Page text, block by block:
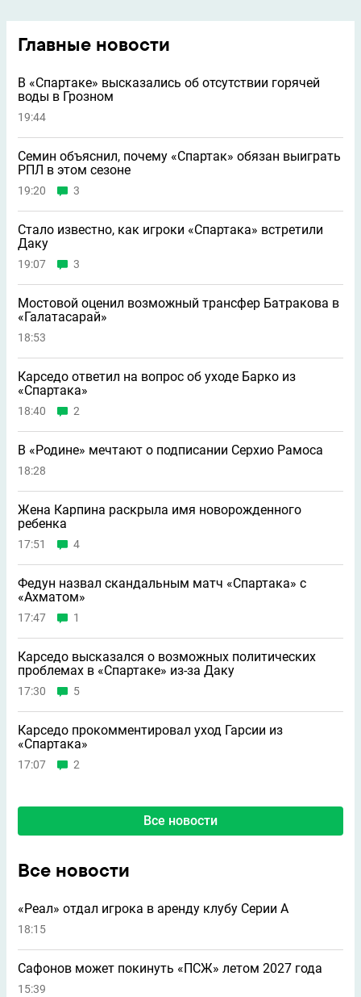
Главные новости
В «Спартаке» высказались об отсутствии горячей
воды в Грозном
19:44
Семин объяснил, почему «Спартак» обязан выиграть
РПЛ в этом сезоне
19:20 3
Стало известно, как игроки «Спартака» встретили
Даку
19:07 3
Мостовой оценил возможный трансфер Батракова в
«Галатасарай»
18:53
Карседо ответил на вопрос об уходе Барко из
«Спартака»
18:40 2
В «Родине» мечтают о подписании Серхио Рамоса
18:28
Жена Карпина раскрыла имя новорождeнного
ребeнка
17:51 4
Федун назвал скандальным матч «Спартака» с
«Ахматом»
17:47 1
Карседо высказался о возможных политических
проблемах в «Спартаке» из-за Даку
17:30 5
Карседо прокомментировал уход Гарсии из
«Спартака»
17:07 2
Все новости
Все новости
«Реал» отдал игрока в аренду клубу Серии А
18:15
Сафонов может покинуть «ПСЖ» летом 2027 года
15:39